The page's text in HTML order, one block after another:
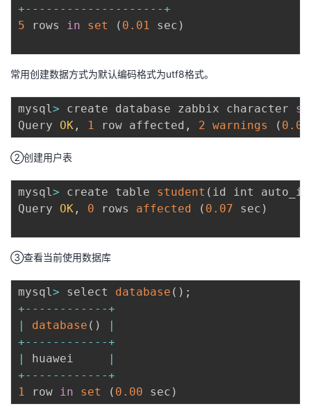
+-- -- -- -- -- -- -- -- -- --+
5 rows in set ( 0.01 sec )
常用创建数据方式为默认编码格式为utf8格式。
mysql> create database zabbix character
Query OK , 1 row affected , 2 warnings ( 0.06
②创建用户表
mysql> create table student ( id int
Query OK , 0 rows affected ( 0.07 sec )
③查看当前使用数据库
mysql> select database ( ) ;
+-- -- -- -- -- --+
|
database ( )
|
+-- -- -- -- -- --+
|
huawei
|
+-- -- -- -- -- --+
1 row in set ( 0.00 sec )